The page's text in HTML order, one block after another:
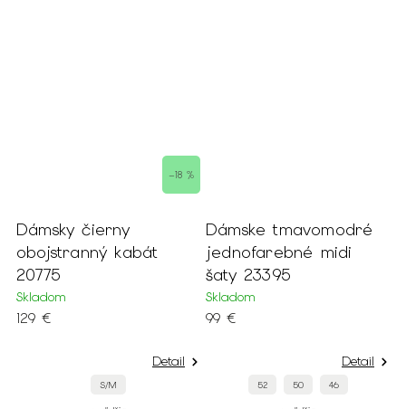
čierny
kabát
Dámske tmavomodré
jednofarebné midi
šaty 23395
šaty s